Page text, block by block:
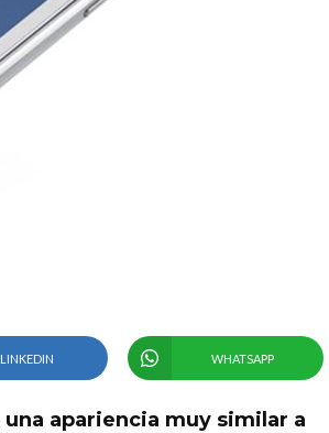
LINKEDIN WHATSAPP
apariencia muy similar a